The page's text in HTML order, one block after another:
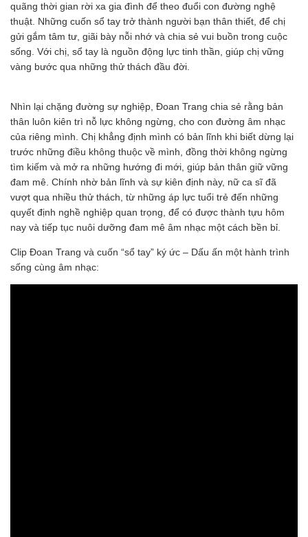
quãng thời gian rời xa gia đình để theo đuổi con đường nghệ
thuật. Những cuốn sổ tay trở thành người bạn thân thiết, để chị
gửi gắm tâm tư, giãi bày nỗi nhớ và chia sẻ vui buồn trong cuộc
sống. Với chị, sổ tay là nguồn động lực tinh thần, giúp chị vững
vàng bước qua những thử thách đầu đời.
Nhìn lại chặng đường sự nghiệp, Đoan Trang chia sẻ rằng bản
thân luôn kiên trì nỗ lực không ngừng, cho con đường âm nhạc
của riêng mình. Chị khẳng định mình có bản lĩnh khi biết dừng lại
trước những điều không thuộc về mình, đồng thời không ngừng
tìm kiếm và mở ra những hướng đi mới, giúp bản thân giữ vững
đam mê. Chính nhờ bản lĩnh và sự kiên định này, nữ ca sĩ đã
vượt qua nhiều thử thách, từ những áp lực tuổi trẻ đến những
quyết định nghề nghiệp quan trọng, để có được thành tựu hôm
nay và tiếp tục nuôi dưỡng đam mê âm nhạc một cách bền bỉ.
Clip Đoan Trang và cuốn “sổ tay” ký ức – Dấu ấn một hành trình
sống cùng âm nhạc: